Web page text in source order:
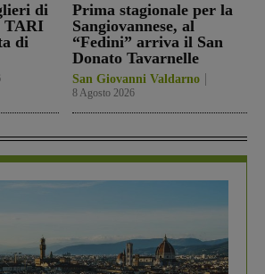
di
TARI
di
Prima stagionale per la
Sangiovannese, al
“Fedini” arriva il San
Donato Tavarnelle
San Giovanni Valdarno
8 Agosto 2026